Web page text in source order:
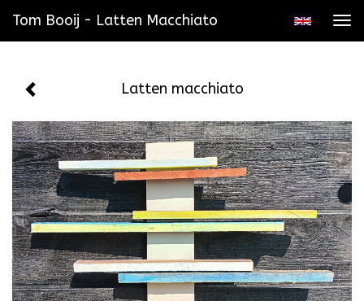
Tom Booij - Latten Macchiato
Latten macchiato